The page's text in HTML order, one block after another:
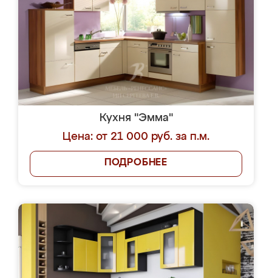
Кухня "Эмма"
Цена: от 21 000 руб. за п.м.
ПОДРОБНЕЕ